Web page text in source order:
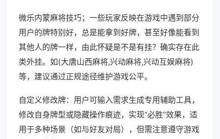
微乐内蒙麻将技巧；一些玩家反映在游戏中遇到部分
用户的牌特别好，总是能拿到好牌，甚至好像能看到
其他人的牌一样，由此怀疑是不是有挂？确实存在此
类外挂。如(大唐山西麻将,兴动麻将,兴动互娱麻将)
等，建议通过正规途径维护游戏公平。
自定义修改牌：用户可输入需求生成专用辅助工具，
修改自身牌型或隐藏操作痕迹，实现“必胜”效果，适
用于多种场景（如与好友对局），但需注意遵守游戏